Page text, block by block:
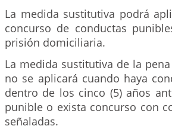
La medida sustitutiva podrá
concurso de conductas
prisión domiciliaria.
La medida sustitutiva de la
no se aplicará cuando haya
dentro de los cinco (5) años
punible o exista concurso con
señaladas.